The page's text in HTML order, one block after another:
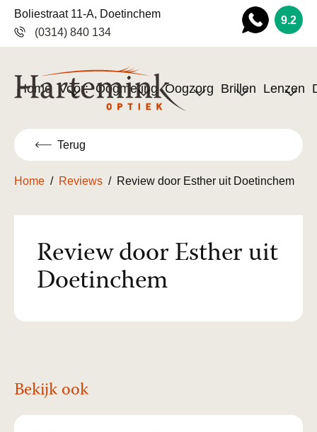
9.2
Boliestraat 11-A, Doetinchem
(0314) 840 134
Home Voor: Oogmeting Oogzorg Brillen Lenzen
Terug
Home / Reviews / Review door Esther uit Doetinchem
Review door Esther uit
Doetinchem
Bekijk ook